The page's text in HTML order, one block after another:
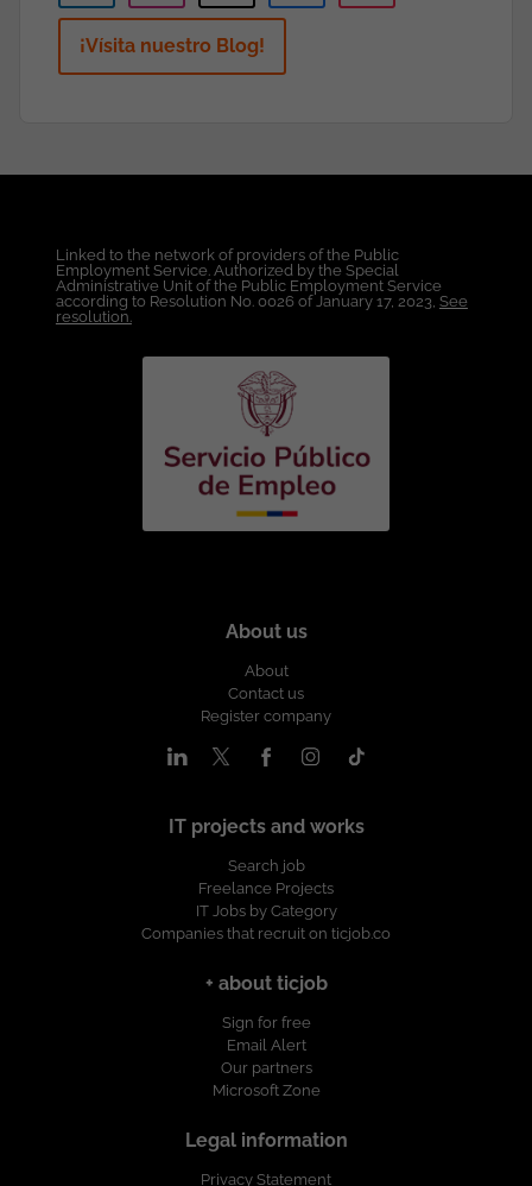
¡Vísita nuestro Blog!
Linked to the network of providers of the Public
Employment Service. Authorized by the Special
Administrative Unit of the Public Employment Service
according to Resolution No. 0026 of January 17, 2023, See
resolution.
About us
About
Contact us
Register company
IT projects and works
Search job
Freelance Projects
IT Jobs by Category
Companies that recruit on ticjob.co
+ about ticjob
Sign for free
Email Alert
Our partners
Microsoft Zone
Legal information
Privacy Statement